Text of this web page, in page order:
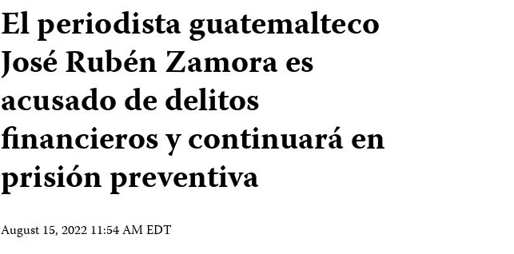
El periodista guatemalteco
José Rubén Zamora es
acusado de delitos
financieros y continuará en
prisión preventiva
August 15, 2022 11:54 AM EDT